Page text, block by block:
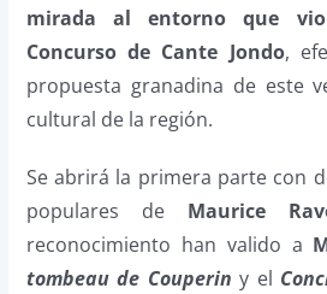
mirada al entorno que
Concurso de Cante Jondo,
propuesta granadina de este
cultural de la región.
Se abrirá la primera parte con
populares de Maurice
reconocimiento han valido a
tombeau de Couperin y el